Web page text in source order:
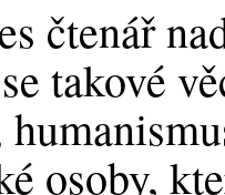
čtenář
takové
osoby,